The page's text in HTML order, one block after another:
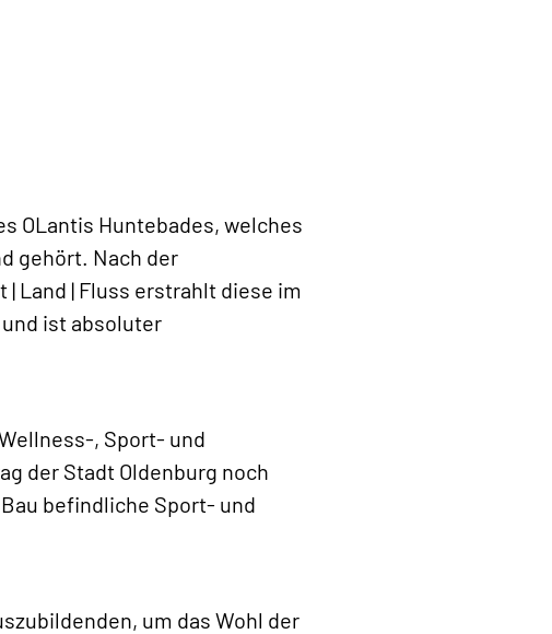
OLantis Huntebades, welches
gehört. Nach der
Land | Fluss erstrahlt diese im
und ist absoluter
, Sport- und
der Stadt Oldenburg noch
befindliche Sport- und
um das Wohl der